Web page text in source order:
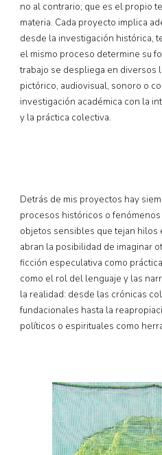
no al contrario; que es el propio
materia. Cada proyecto implica
desde la investigación histórica,
el mismo proceso determine su
trabajo se despliega en
pictórico, audiovisual, sonoro o
investigación académica con la
y la práctica colectiva.
Detrás de mis proyectos hay
procesos históricos o
objetos sensibles que tejan hilos
abran la posibilidad de imaginar
ficción especulativa como
como el rol del lenguaje y las
la realidad: desde las crónicas
fundacionales hasta la
políticos o espirituales como